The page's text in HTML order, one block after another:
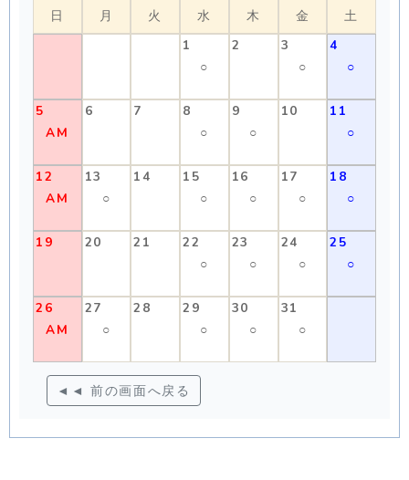
日 月 火 水 木 金
土
1
○
2
3
○
4
○
5
AM
6 7
8
○
9
○
10
11
○
12
AM
13
○
14
15
○
16
○
17
○
18
○
19 20 21
22
○
23
○
24
○
25
○
26
AM
27
○
28
29
○
30
○
31
○
◄◄ 前の画面へ戻る